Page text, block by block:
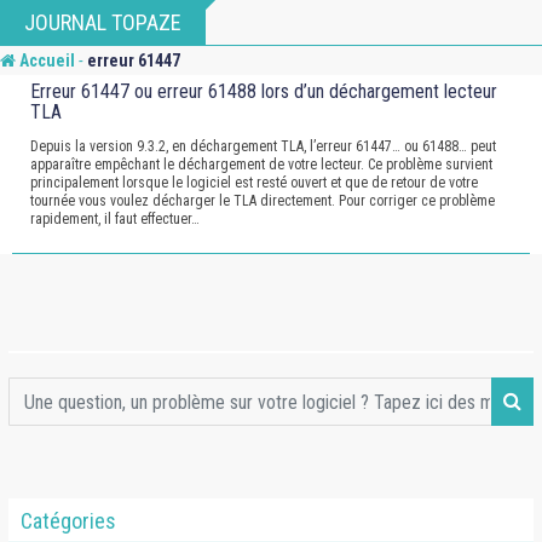
to
content
JOURNAL TOPAZE
Accueil - erreur 61447
Erreur 61447 ou erreur 61488 lors d’un déchargement lecteur
TLA
Depuis la version 9.3.2, en déchargement TLA, l’erreur 61447… ou 61488… peut
apparaître empêchant le déchargement de votre lecteur. Ce problème survient
principalement lorsque le logiciel est resté ouvert et que de retour de votre
tournée vous voulez décharger le TLA directement. Pour corriger ce problème
rapidement, il faut effectuer…
Catégories